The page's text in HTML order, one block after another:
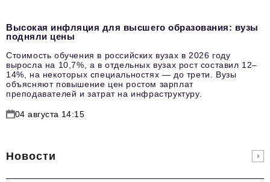
Высокая инфляция для высшего образования: вузы
подняли цены
Стоимость обучения в российских вузах в 2026 году
выросла на 10,7%, а в отдельных вузах рост составил 12–
14%, на некоторых специальностях — до трети. Вузы
объясняют повышение цен ростом зарплат
преподавателей и затрат на инфраструктуру.
04 августа 14:15
Новости